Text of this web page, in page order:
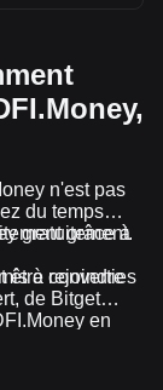
n'est pas
du temps
gratuitement.
grâce à
à rejoindre
en
être converties
de Bitget